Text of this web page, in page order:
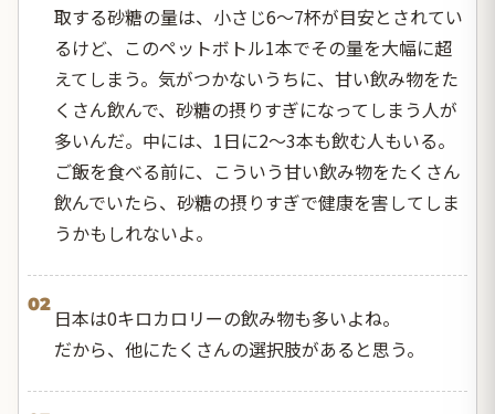
取する砂糖の量は、小さじ6～7杯が目安とされてい
るけど、このペットボトル1本でその量を大幅に超
えてしまう。気がつかないうちに、甘い飲み物をた
くさん飲んで、砂糖の摂りすぎになってしまう人が
多いんだ。中には、1日に2～3本も飲む人もいる。
ご飯を食べる前に、こういう甘い飲み物をたくさん
飲んでいたら、砂糖の摂りすぎで健康を害してしま
うかもしれないよ。
02
日本は0キロカロリーの飲み物も多いよね。
だから、他にたくさんの選択肢があると思う。